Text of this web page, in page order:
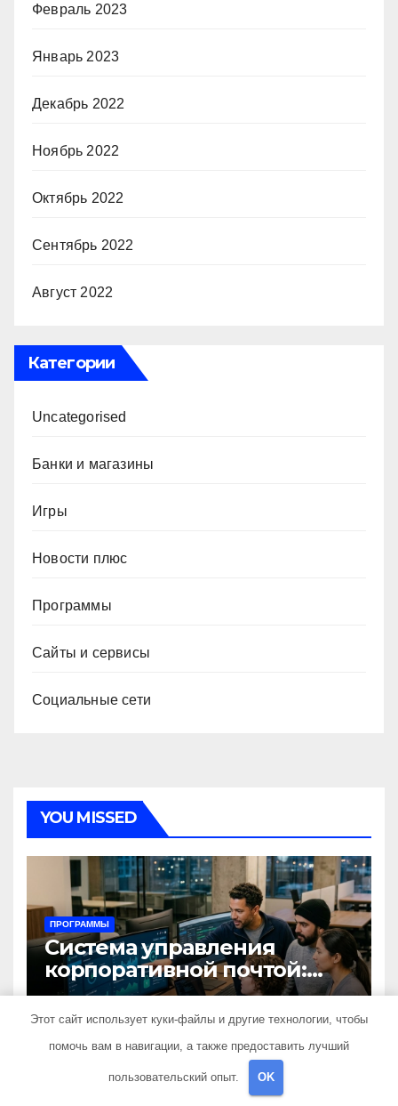
Февраль 2023
Январь 2023
Декабрь 2022
Ноябрь 2022
Октябрь 2022
Сентябрь 2022
Август 2022
Категории
Uncategorised
Банки и магазины
Игры
Новости плюс
Программы
Сайты и сервисы
Социальные сети
YOU MISSED
ПРОГРАММЫ
Система управления
корпоративной почтой:
функции, безопасность и
интеграция
Этот сайт использует куки-файлы и другие технологии, чтобы
помочь вам в навигации, а также предоставить лучший
пользовательский опыт. OK